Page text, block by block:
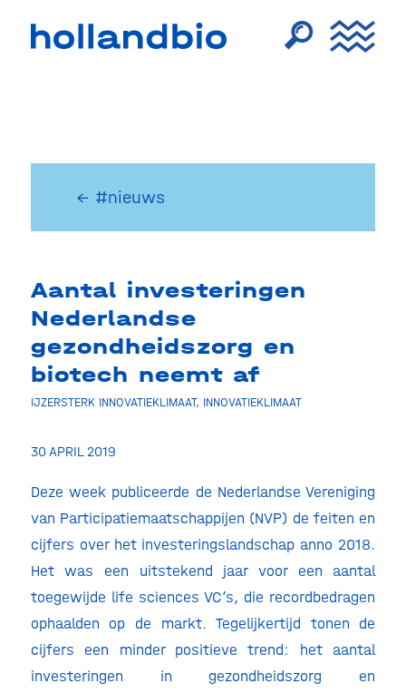
← #nieuws
Aantal investeringen
Nederlandse
gezondheidszorg en
biotech neemt af
IJZERSTERK INNOVATIEKLIMAAT, INNOVATIEKLIMAAT
30 APRIL 2019
Deze week publiceerde de Nederlandse Vereniging
van Participatiemaatschappijen (NVP) de feiten en
cijfers over het investeringslandschap anno 2018.
Het was een uitstekend jaar voor een aantal
toegewijde life sciences VC’s, die recordbedragen
ophaalden op de markt. Tegelijkertijd tonen de
cijfers een minder positieve trend: het aantal
investeringen in gezondheidszorg en